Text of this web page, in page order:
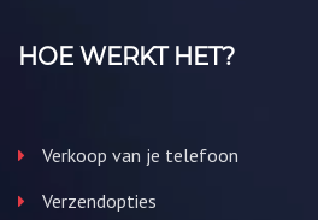
HOE WERKT HET?
Verkoop van je telefoon
Verzendopties